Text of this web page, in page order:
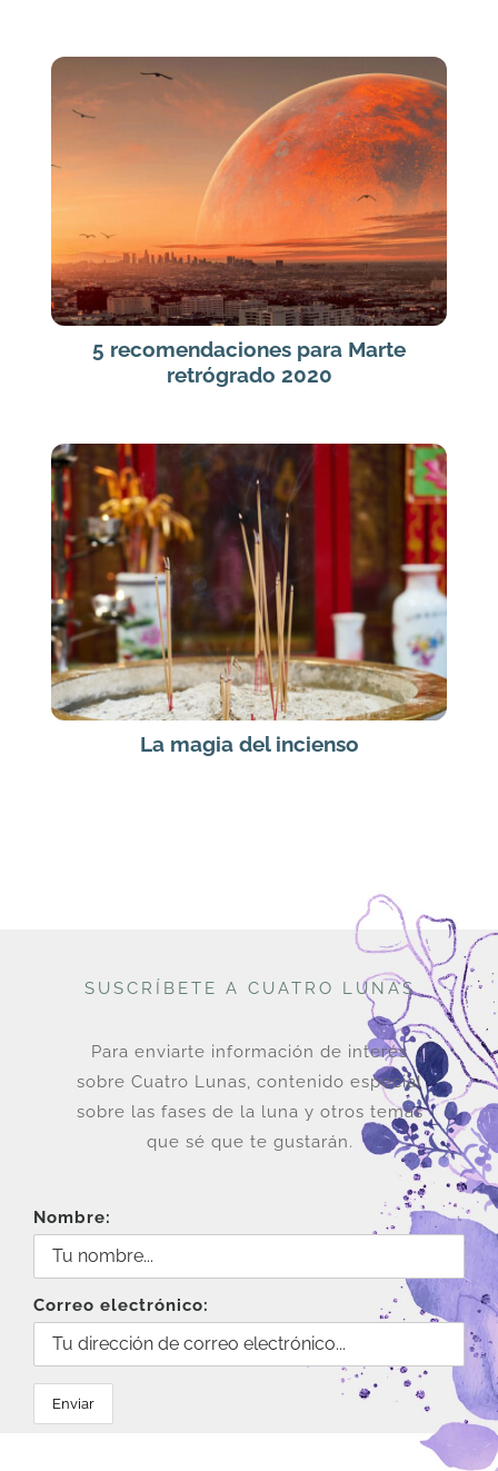
5 recomendaciones para Marte
retrógrado 2020
La magia del incienso
SUSCRÍBETE A CUATRO LUNAS
Para enviarte información de interés
sobre Cuatro Lunas, contenido especial
sobre las fases de la luna y otros temas
que sé que te gustarán.
Nombre:
Correo electrónico: